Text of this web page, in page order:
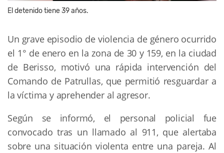
El detenido tiene 39 años.
Un grave episodio de violencia de género ocurrido
el 1° de enero en la zona de 30 y 159, en la ciudad
de Berisso, motivó una rápida intervención del
Comando de Patrullas, que permitió resguardar a
la víctima y aprehender al agresor.
Según se informó, el personal policial fue
convocado tras un llamado al 911, que alertaba
sobre una situación violenta entre una pareja. Al